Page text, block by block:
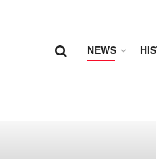
NEWS